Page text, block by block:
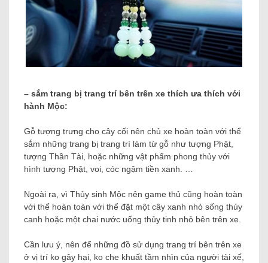
– sắm trang bị trang trí bên trên xe thích ưa thích với
hành Mộc:
Gỗ tượng trưng cho cây cối nên chủ xe hoàn toàn với thể
sắm những trang bị trang trí làm từ gỗ như tượng Phật,
tượng Thần Tài, hoặc những vật phẩm phong thủy với
hình tượng Phật, voi, cóc ngậm tiền xanh. …
Ngoài ra, vì Thủy sinh Mộc nên game thủ cũng hoàn toàn
với thể hoàn toàn với thể đặt một cây xanh nhỏ sống thủy
canh hoặc một chai nước uống thủy tinh nhỏ bên trên xe.
Cần lưu ý, nên để những đồ sử dụng trang trí bên trên xe
ở vị trí ko gây hại, ko che khuất tầm nhìn của người tài xế,